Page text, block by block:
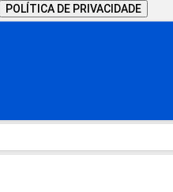
POLÍTICA DE PRIVACIDADE